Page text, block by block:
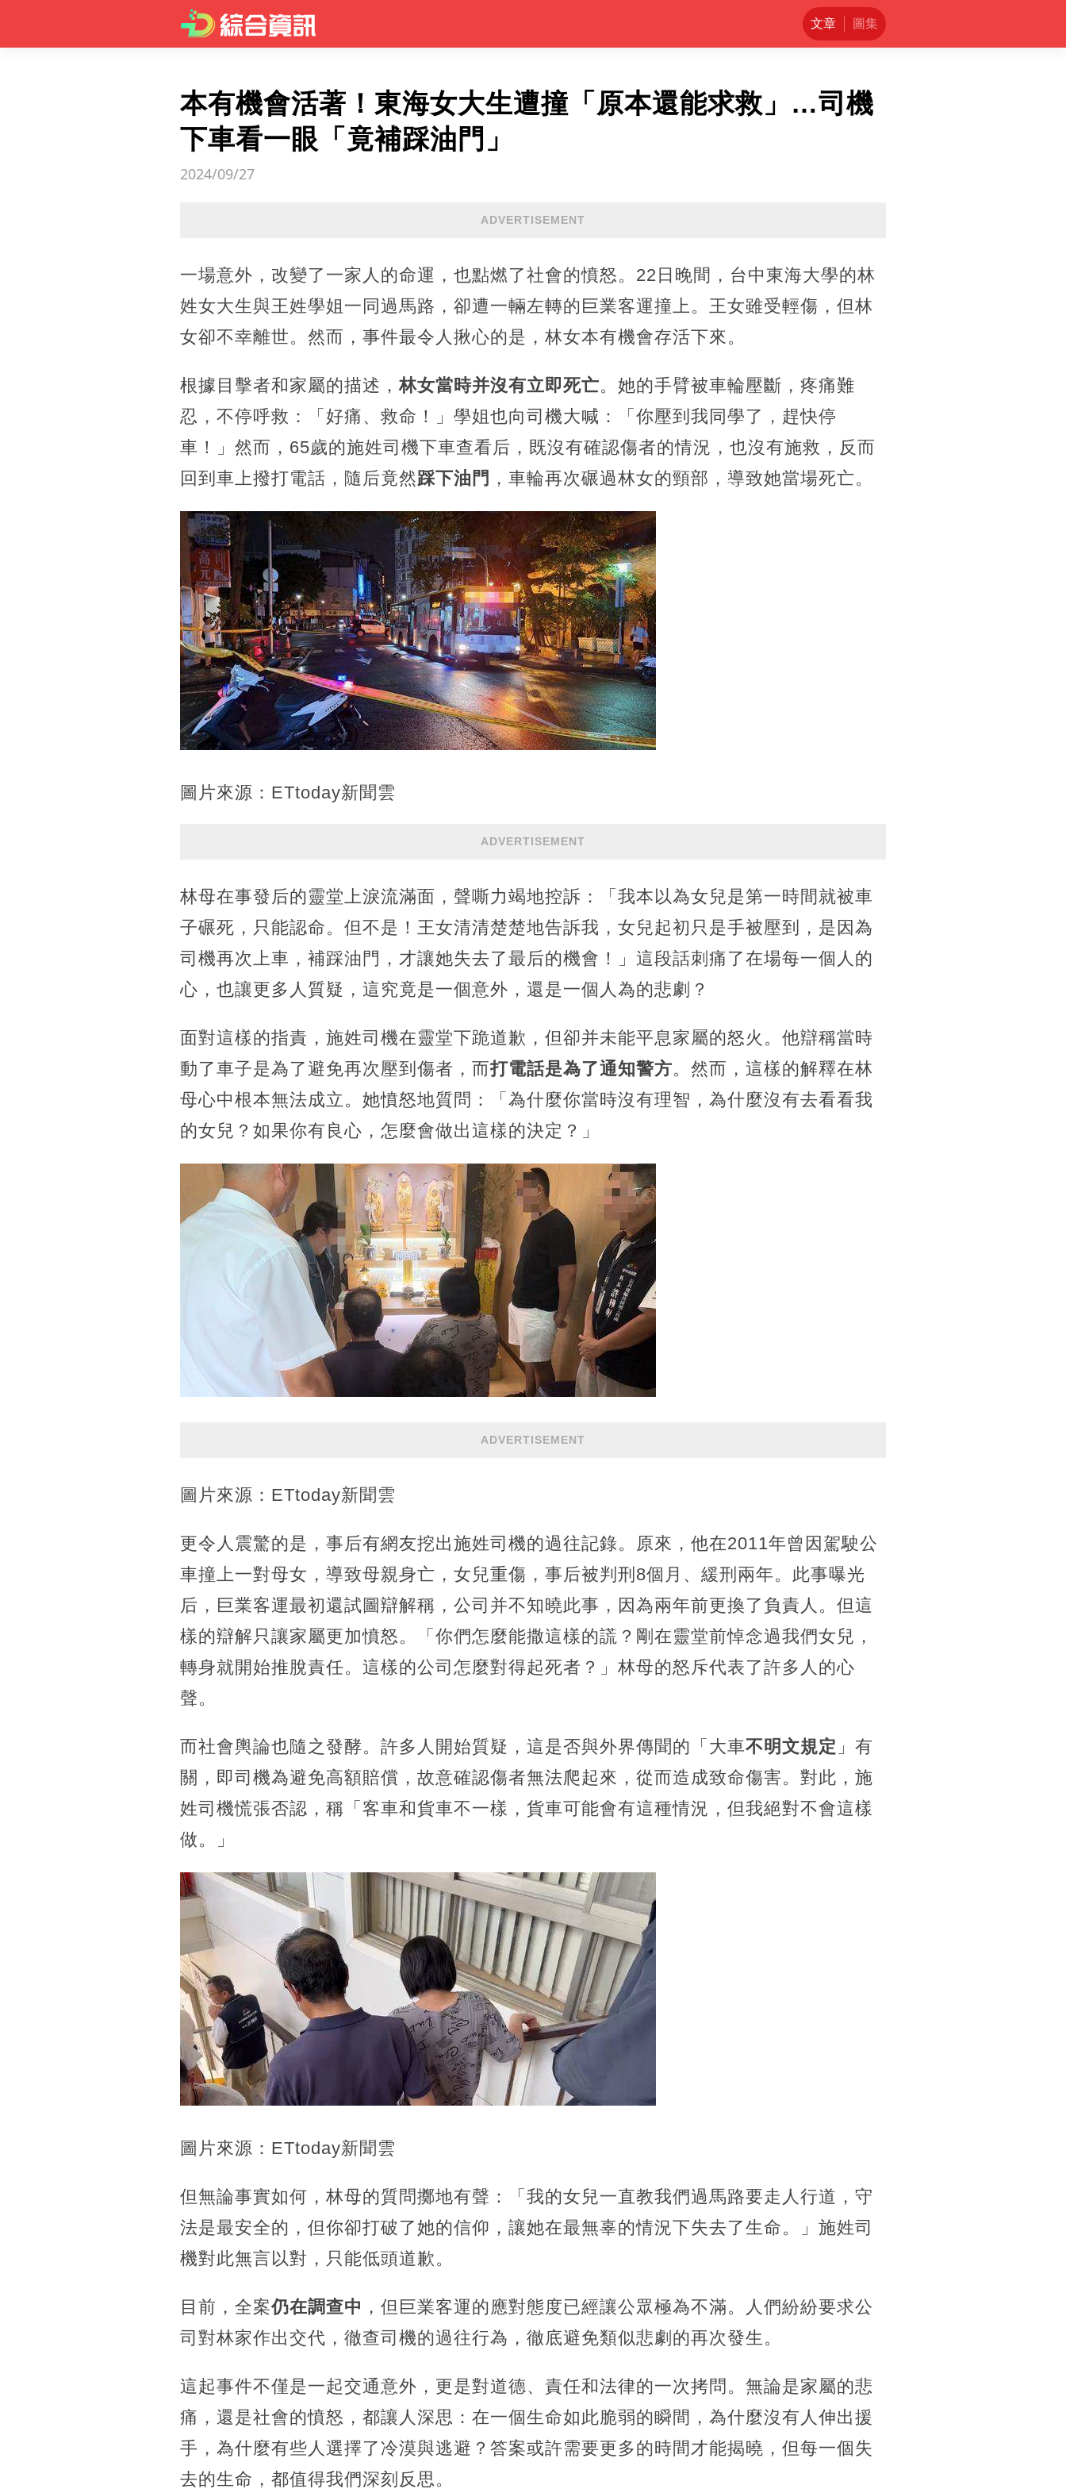
文章 圖集
本有機會活著！東海女大生遭撞「原本還能求救」…司機
下車看一眼「竟補踩油門」
2024/09/27
ADVERTISEMENT
一場意外，改變了一家人的命運，也點燃了社會的憤怒。22日晚間，台中東海大學的林
姓女大生與王姓學姐一同過馬路，卻遭一輛左轉的巨業客運撞上。王女雖受輕傷，但林
女卻不幸離世。然而，事件最令人揪心的是，林女本有機會存活下來。
根據目擊者和家屬的描述，林女當時并沒有立即死亡。她的手臂被車輪壓斷，疼痛難
忍，不停呼救：「好痛、救命！」學姐也向司機大喊：「你壓到我同學了，趕快停
車！」然而，65歲的施姓司機下車查看后，既沒有確認傷者的情況，也沒有施救，反而
回到車上撥打電話，隨后竟然踩下油門 ，車輪再次碾過林女的頸部，導致她當場死亡。
圖片來源：ETtoday新聞雲
ADVERTISEMENT
林母在事發后的靈堂上淚流滿面，聲嘶力竭地控訴：「我本以為女兒是第一時間就被車
子碾死，只能認命。但不是！王女清清楚楚地告訴我，女兒起初只是手被壓到，是因為
司機再次上車，補踩油門，才讓她失去了最后的機會！」這段話刺痛了在場每一個人的
心，也讓更多人質疑，這究竟是一個意外，還是一個人為的悲劇？
面對這樣的指責，施姓司機在靈堂下跪道歉，但卻并未能平息家屬的怒火。他辯稱當時
動了車子是為了避免再次壓到傷者，而打電話是為了通知警方。然而，這樣的解釋在林
母心中根本無法成立。她憤怒地質問：「為什麼你當時沒有理智，為什麼沒有去看看我
的女兒？如果你有良心，怎麼會做出這樣的決定？」
ADVERTISEMENT
圖片來源：ETtoday新聞雲
更令人震驚的是，事后有網友挖出施姓司機的過往記錄。原來，他在2011年曾因駕駛公
車撞上一對母女，導致母親身亡，女兒重傷，事后被判刑8個月、緩刑兩年。此事曝光
后，巨業客運最初還試圖辯解稱，公司并不知曉此事，因為兩年前更換了負責人。但這
樣的辯解只讓家屬更加憤怒。「你們怎麼能撒這樣的謊？剛在靈堂前悼念過我們女兒，
轉身就開始推脫責任。這樣的公司怎麼對得起死者？」林母的怒斥代表了許多人的心
聲。
而社會輿論也隨之發酵。許多人開始質疑，這是否與外界傳聞的「大車不明文規定 」有
關，即司機為避免高額賠償，故意確認傷者無法爬起來，從而造成致命傷害。對此，施
姓司機慌張否認，稱「客車和貨車不一樣，貨車可能會有這種情況，但我絕對不會這樣
做。」
圖片來源：ETtoday新聞雲
但無論事實如何，林母的質問擲地有聲：「我的女兒一直教我們過馬路要走人行道，守
法是最安全的，但你卻打破了她的信仰，讓她在最無辜的情況下失去了生命。」施姓司
機對此無言以對，只能低頭道歉。
目前，全案仍在調查中 ，但巨業客運的應對態度已經讓公眾極為不滿。人們紛紛要求公
司對林家作出交代，徹查司機的過往行為，徹底避免類似悲劇的再次發生。
這起事件不僅是一起交通意外，更是對道德、責任和法律的一次拷問。無論是家屬的悲
痛，還是社會的憤怒，都讓人深思：在一個生命如此脆弱的瞬間，為什麼沒有人伸出援
手，為什麼有些人選擇了冷漠與逃避？答案或許需要更多的時間才能揭曉，但每一個失
去的生命，都值得我們深刻反思。